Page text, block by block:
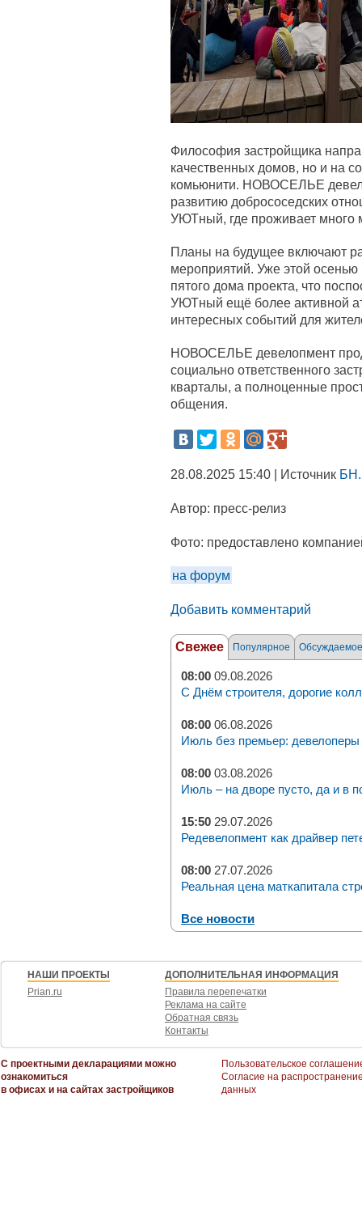
Философия застройщика
качественных домов, но и на
комьюнити. НОВОСЕЛЬЕ
развитию добрососедских
УЮТный, где проживает много
Планы на будущее включают
мероприятий. Уже этой осенью
пятого дома проекта, что
УЮТный ещё более активной
интересных событий для
НОВОСЕЛЬЕ девелопмент
социально ответственного
кварталы, а полноценные
общения.
28.08.2025 15:40 | Источник
Автор: пресс-релиз
Фото: предоставлено
на форум
Добавить комментарий
Свежее Популярное Обсуждаемое
08:00 09.08.2026
С Днём строителя, дорогие
08:00 06.08.2026
Июль без премьер: девелоперы
08:00 03.08.2026
Июль – на дворе пусто, да и в
15:50 29.07.2026
Редевелопмент как драйвер
08:00 27.07.2026
Реальная цена маткапитала
Все новости
НАШИ ПРОЕКТЫ
Prian.ru
ДОПОЛНИТЕЛЬНАЯ ИНФОРМАЦИЯ
Правила перепечатки
Реклама на сайте
Обратная связь
Контакты
С проектными декларациями можно
ознакомиться
в офисах и на сайтах застройщиков
Пользовательское
Согласие на
данных